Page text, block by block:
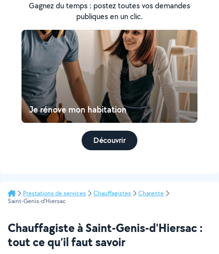
Gagnez du temps : postez toutes vos demandes
publiques en un clic.
Je rénove mon habitation
Découvrir
Prestations de services Chauffagistes
Charente
Saint-Genis-d'Hiersac
Chauffagiste à Saint-Genis-d'Hiersac :
tout ce qu’il faut savoir